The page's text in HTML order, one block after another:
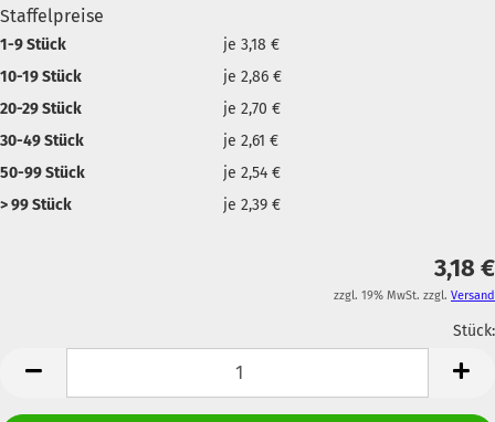
Staffelpreise
1-9 Stück
je 3,18 €
10-19 Stück
je 2,86 €
20-29 Stück
je 2,70 €
30-49 Stück
je 2,61 €
50-99 Stück
je 2,54 €
> 99 Stück
je 2,39 €
3,18 €
zzgl. 19% MwSt. zzgl. Versand
Stück: